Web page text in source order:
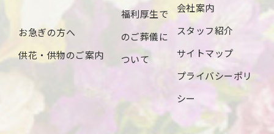
2024年1月
2023年12月
お急ぎの方へ
供花・供物のご案内
福利厚生で
のご葬儀に
ついて
会社案内
スタッフ紹介
サイトマップ
プライバシーポリ
シー